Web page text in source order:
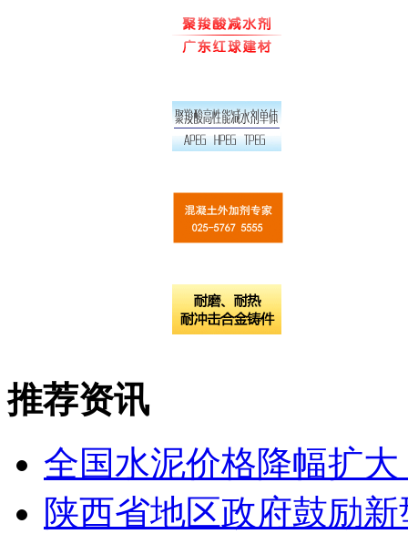
推荐资讯
全国水泥价格降幅扩
陕西省地区政府鼓励